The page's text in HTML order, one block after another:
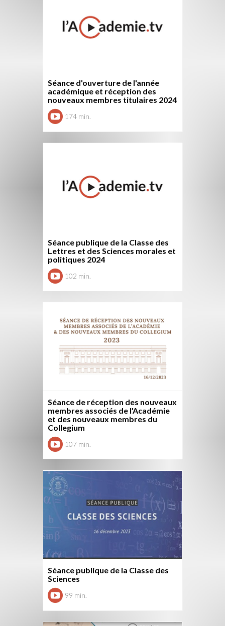
Séance d'ouverture de l'année
académique et réception des
nouveaux membres titulaires 2024
174 min.
Séance publique de la Classe des
Lettres et des Sciences morales et
politiques 2024
102 min.
Séance de réception des nouveaux
membres associés de l'Académie
et des nouveaux membres du
Collegium
107 min.
Séance publique de la Classe des
Sciences
99 min.